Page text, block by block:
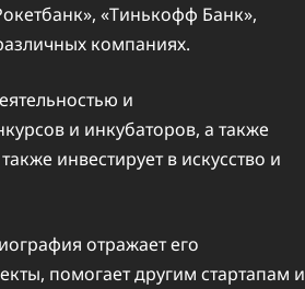
«Тинькофф Банк»,
компаниях.
и
и инкубаторов, а также
инвестирует в искусство и
отражает его
помогает другим стартапам и